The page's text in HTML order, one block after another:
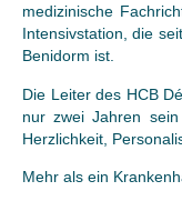
medizinische
Intensivstation, die
Benidorm ist.
Die Leiter des HCB
nur zwei Jahren
Herzlichkeit,
Mehr als ein